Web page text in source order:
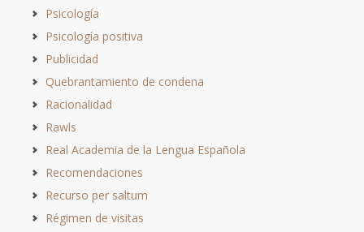
Psicología
Psicología positiva
Publicidad
Quebrantamiento de condena
Racionalidad
Rawls
Real Academia de la Lengua Española
Recomendaciones
Recurso per saltum
Régimen de visitas